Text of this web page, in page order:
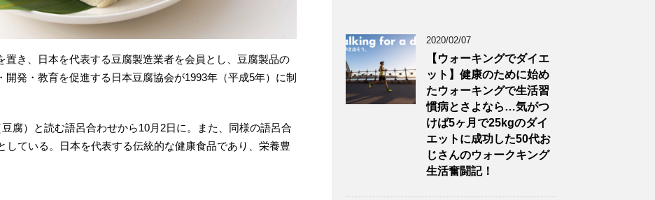
置き、日本を代表する豆腐製造業者を会員とし、豆腐製品の
発・教育を促進する日本豆腐協会が1993年（平成5年）に制
腐）と読む語呂合わせから10月2日に。また、同様の語呂合
している。日本を代表する伝統的な健康食品であり、栄養豊
2020/02/07
【ウォーキングでダイエ
ット】健康のために始め
たウォーキングで生活習
慣病とさよなら…気がつ
けば5ヶ月で25kgのダイ
エットに成功した50代お
じさんのウォークキング
生活奮闘記！